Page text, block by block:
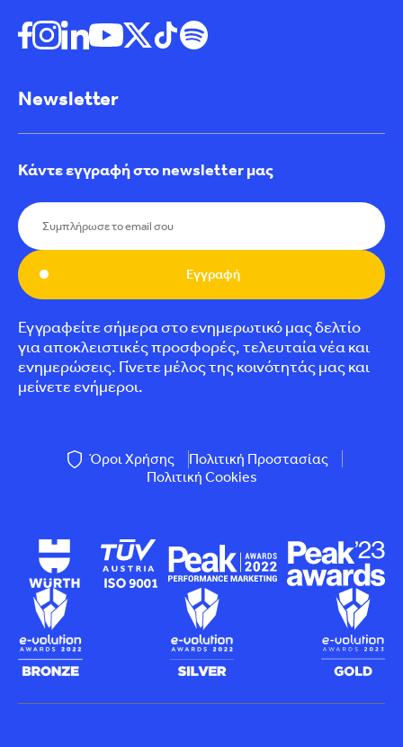
Newsletter
Κάντε εγγραφή στο newsletter μας
Εγγραφή
Εγγραφείτε σήμερα στο ενημερωτικό μας δελτίο
για αποκλειστικές προσφορές, τελευταία νέα και
ενημερώσεις. Γίνετε μέλος της κοινότητάς μας και
μείνετε ενήμεροι.
Όροι Χρήσης
Πολιτική Προστασίας
Πολιτική Cookies